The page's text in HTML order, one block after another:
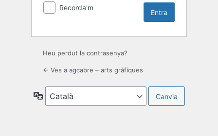
Recorda'm
Heu perdut la contrasenya?
← Ves a agcabre – arts gràfiques
Idioma